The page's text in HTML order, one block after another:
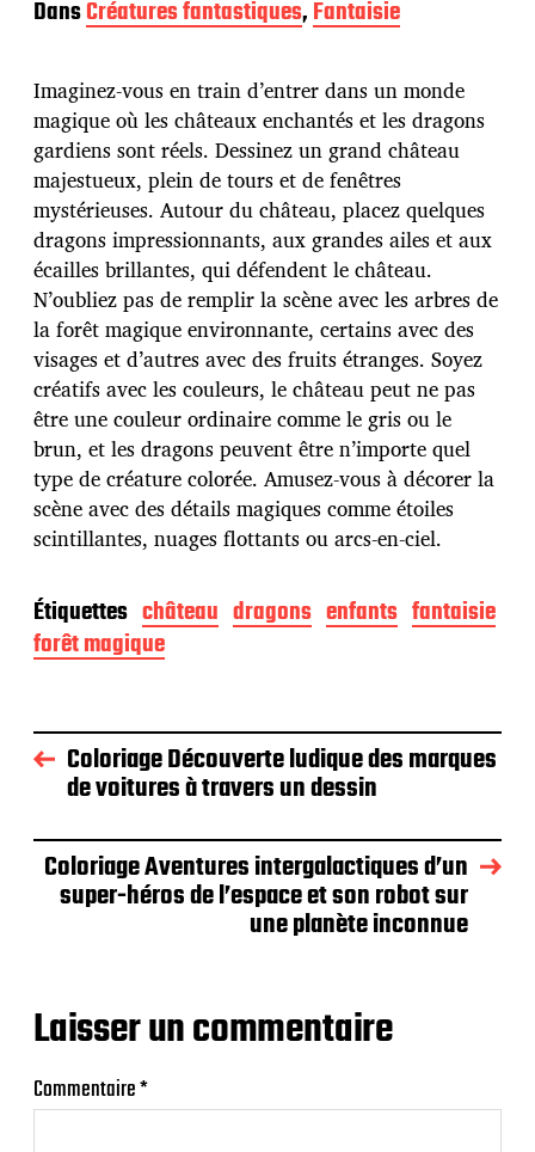
t
e
p
u
b
l
i
c
a
t
i
o
n
DansCréatures fantastiques,Fantaisie
Imaginez-vous en train d’entrer dans un monde
magique où les châteaux enchantés et les dragons
gardiens sont réels. Dessinez un grand château
majestueux, plein de tours et de fenêtres
mystérieuses. Autour du château, placez quelques
dragons impressionnants, aux grandes ailes et aux
écailles brillantes, qui défendent le château.
N’oubliez pas de remplir la scène avec les arbres de
la forêt magique environnante, certains avec des
visages et d’autres avec des fruits étranges. Soyez
créatifs avec les couleurs, le château peut ne pas
être une couleur ordinaire comme le gris ou le
brun, et les dragons peuvent être n’importe quel
type de créature colorée. Amusez-vous à décorer la
scène avec des détails magiques comme étoiles
scintillantes, nuages flottants ou arcs-en-ciel.
Étiquettes château dragons enfants fantaisie
forêt magique
Coloriage Découverte ludique des marques
de voitures à travers un dessin
Coloriage Aventures intergalactiques d’un
super-héros de l’espace et son robot sur
une planète inconnue
Laisser un commentaire
Commentaire*